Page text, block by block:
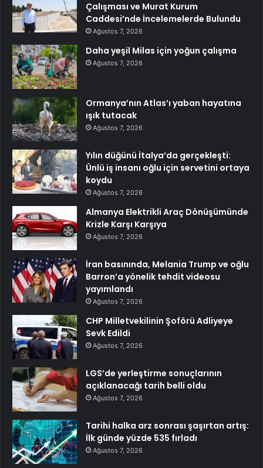
Çalışması ve Murat Kurum
Caddesi’nde İncelemelerde Bulundu
Ağustos 7, 2026
Daha yeşil Milas için yoğun çalışma
Ağustos 7, 2026
Ormanya’nın Atlas’ı yaban hayatına
ışık tutacak
Ağustos 7, 2026
Yılın düğünü İtalya’da gerçekleşti:
Ünlü iş insanı oğlu için servetini ortaya
koydu
Ağustos 7, 2026
Almanya Elektrikli Araç Dönüşümünde
Krizle Karşı Karşıya
Ağustos 7, 2026
İran basınında, Melania Trump ve oğlu
Barron’a yönelik tehdit videosu
yayımlandı
Ağustos 7, 2026
CHP Milletvekilinin Şoförü Adliyeye
Sevk Edildi
Ağustos 7, 2026
LGS’de yerleştirme sonuçlarının
açıklanacağı tarih belli oldu
Ağustos 7, 2026
Tarihi halka arz sonrası şaşırtan artış:
İlk günde yüzde 535 fırladı
Ağustos 7, 2026